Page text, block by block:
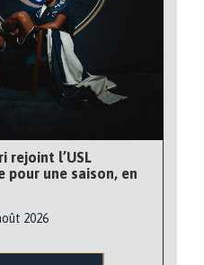
rejoint l’USL
pour une saison, en
2026